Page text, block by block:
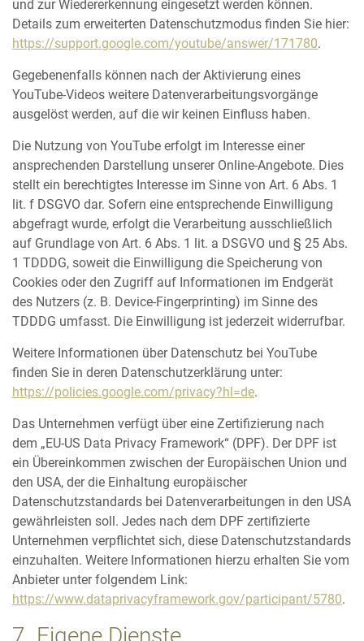
und zur Wiedererkennung eingesetzt werden können.
Details zum erweiterten Datenschutzmodus finden Sie hier:
https://support.google.com/youtube/answer/171780.
Gegebenenfalls können nach der Aktivierung eines
YouTube-Videos weitere Datenverarbeitungsvorgänge
ausgelöst werden, auf die wir keinen Einfluss haben.
Die Nutzung von YouTube erfolgt im Interesse einer
ansprechenden Darstellung unserer Online-Angebote. Dies
stellt ein berechtigtes Interesse im Sinne von Art. 6 Abs. 1
lit. f DSGVO dar. Sofern eine entsprechende Einwilligung
abgefragt wurde, erfolgt die Verarbeitung ausschließlich
auf Grundlage von Art. 6 Abs. 1 lit. a DSGVO und § 25 Abs.
1 TDDDG, soweit die Einwilligung die Speicherung von
Cookies oder den Zugriff auf Informationen im Endgerät
des Nutzers (z. B. Device-Fingerprinting) im Sinne des
TDDDG umfasst. Die Einwilligung ist jederzeit widerrufbar.
Weitere Informationen über Datenschutz bei YouTube
finden Sie in deren Datenschutzerklärung unter:
https://policies.google.com/privacy?hl=de.
Das Unternehmen verfügt über eine Zertifizierung nach
dem „EU-US Data Privacy Framework“ (DPF). Der DPF ist
ein Übereinkommen zwischen der Europäischen Union und
den USA, der die Einhaltung europäischer
Datenschutzstandards bei Datenverarbeitungen in den USA
gewährleisten soll. Jedes nach dem DPF zertifizierte
Unternehmen verpflichtet sich, diese Datenschutzstandards
einzuhalten. Weitere Informationen hierzu erhalten Sie vom
Anbieter unter folgendem Link:
https://www.dataprivacyframework.gov/participant/5780.
7. Eigene Dienste